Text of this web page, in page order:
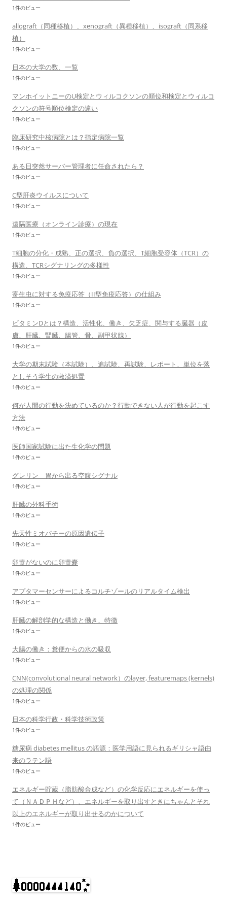
1件のビュー
allograft（同種移植）、xenograft（異種移植）、isograft（同系移
植）
1件のビュー
日本の大学の数、一覧
1件のビュー
マンホイットニーのU検定とウィルコクソンの順位和検定とウィルコ
クソンの符号順位検定の違い
1件のビュー
臨床研究中核病院とは？指定病院一覧
1件のビュー
ある日突然サーバー管理者に任命されたら？
1件のビュー
C型肝炎ウイルスについて
1件のビュー
遠隔医療（オンライン診療）の現在
1件のビュー
T細胞の分化・成熟、正の選択、負の選択、T細胞受容体（TCR）の
構造、TCRシグナリングの多様性
1件のビュー
寄生虫に対する免疫応答（II型免疫応答）の仕組み
1件のビュー
ビタミンDとは？構造、活性化、働き、欠乏症、関与する臓器（皮
膚、肝臓、腎臓、腸管、骨、副甲状腺）
1件のビュー
大学の期末試験（本試験）、追試験、再試験、レポート、単位を落
としそう学生の救済処置
1件のビュー
何が人間の行動を決めているのか？行動できない人が行動を起こす
方法
1件のビュー
医師国家試験に出た生化学の問題
1件のビュー
グレリン 胃から出る空腹シグナル
1件のビュー
肝臓の外科手術
1件のビュー
先天性ミオパチーの原因遺伝子
1件のビュー
卵黄がないのに卵黄嚢
1件のビュー
アプタマーセンサーによるコルチゾールのリアルタイム検出
1件のビュー
肝臓の解剖学的な構造と働き、特徴
1件のビュー
大腸の働き：糞便からの水の吸収
1件のビュー
CNN(convolutional neural network）のlayer, featuremaps (kernels)
の処理の関係
1件のビュー
日本の科学行政・科学技術政策
1件のビュー
糖尿病 diabetes mellitus の語源：医学用語に見られるギリシャ語由
来のラテン語
1件のビュー
エネルギー貯蔵（脂肪酸合成など）の化学反応にエネルギーを使っ
て（ＮＡＤＰＨなど）、エネルギーを取り出すときにちゃんとそれ
以上のエネルギーが取り出せるのかについて
1件のビュー